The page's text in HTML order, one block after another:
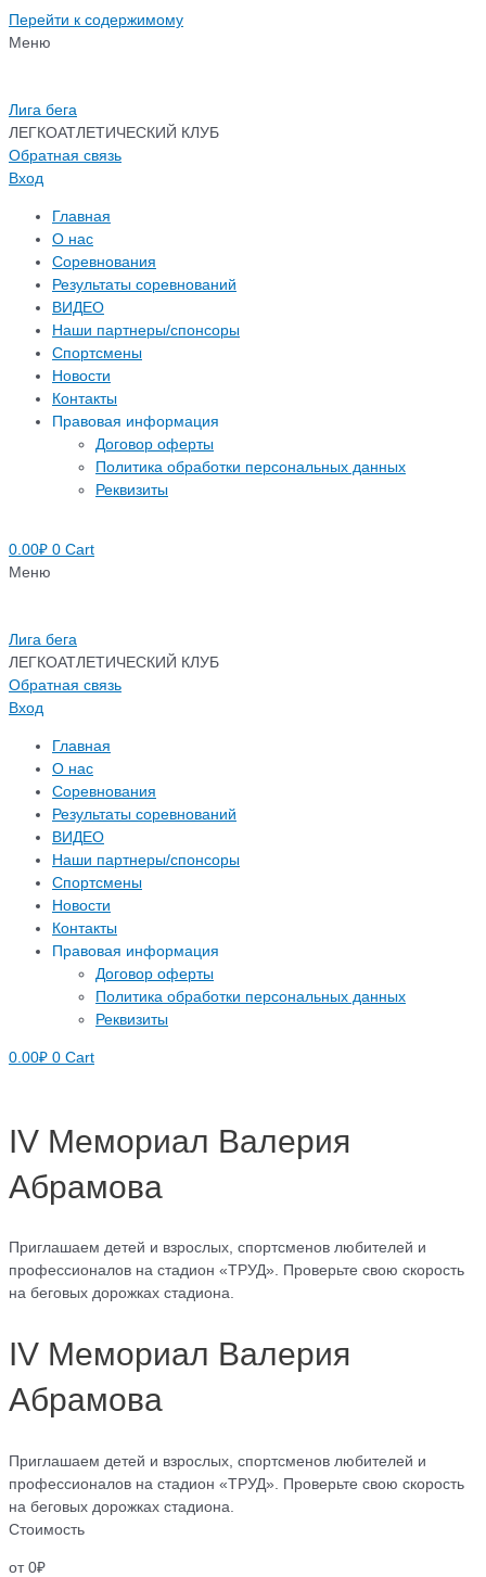
Перейти к содержимому
Меню
Лига бега
ЛЕГКОАТЛЕТИЧЕСКИЙ КЛУБ
Обратная связь
Вход
Главная
О нас
Соревнования
Результаты соревнований
ВИДЕО
Наши партнеры/спонсоры
Спортсмены
Новости
Контакты
Правовая информация
Договор оферты
Политика обработки персональных данных
Реквизиты
0.00₽ 0 Cart
Меню
Лига бега
ЛЕГКОАТЛЕТИЧЕСКИЙ КЛУБ
Обратная связь
Вход
Главная
О нас
Соревнования
Результаты соревнований
ВИДЕО
Наши партнеры/спонсоры
Спортсмены
Новости
Контакты
Правовая информация
Договор оферты
Политика обработки персональных данных
Реквизиты
0.00₽ 0 Cart
IV Мемориал Валерия
Абрамова
Приглашаем детей и взрослых, спортсменов любителей и
профессионалов на стадион «ТРУД». Проверьте свою скорость
на беговых дорожках стадиона.
IV Мемориал Валерия
Абрамова
Приглашаем детей и взрослых, спортсменов любителей и
профессионалов на стадион «ТРУД». Проверьте свою скорость
на беговых дорожках стадиона.
Стоимость
от 0₽